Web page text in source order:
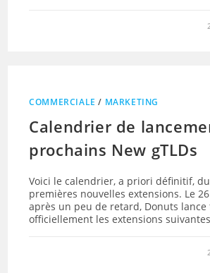
COMMERCIALE / MARKETING
Calendrier de
prochains New gTLDs
Voici le calendrier, a priori définitif,
premières nouvelles extensions. Le
après un peu de retard, Donuts
officiellement les extensions